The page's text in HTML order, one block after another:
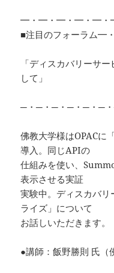
━・━・━・━・━
■注目のフォーラ
「ディスカバリーサ
して」
─・─・─・─・─・─
佛教大学様はOPACに
導入。同じAPIの
仕組みを使い、
表示させる実証
実験中。ディスカバ
ライズ」について
お話しいただきます。
●講師：飯野勝則 氏（